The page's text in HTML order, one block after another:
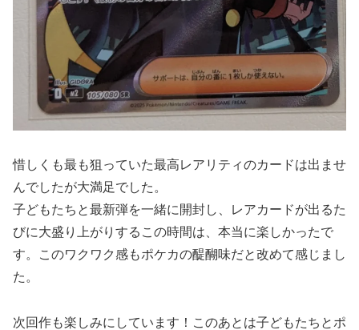
惜しくも最も狙っていた最高レアリティのカードは出ませ
んでしたが大満足でした。
子どもたちと最新弾を一緒に開封し、レアカードが出るた
びに大盛り上がりするこの時間は、本当に楽しかったで
す。このワクワク感もポケカの醍醐味だと改めて感じまし
た。
次回作も楽しみにしています！このあとは子どもたちとポ